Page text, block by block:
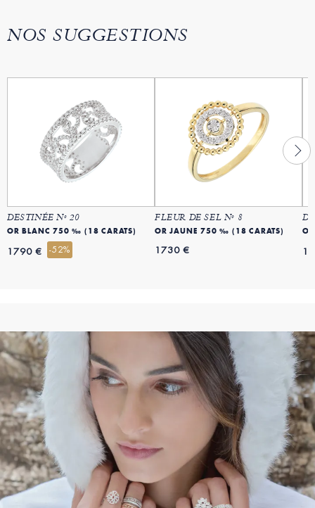
NOS SUGGESTIONS
DESTINÉE Nº 20
OR BLANC 750 ‰ (18 CARATS)
1790 € -52%
FLEUR DE SEL Nº 8
OR JAUNE 750 ‰ (18 CARATS)
1730 €